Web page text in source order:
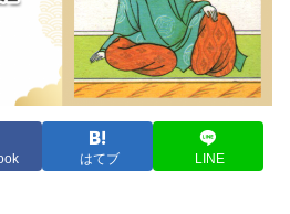
はてブ LINE